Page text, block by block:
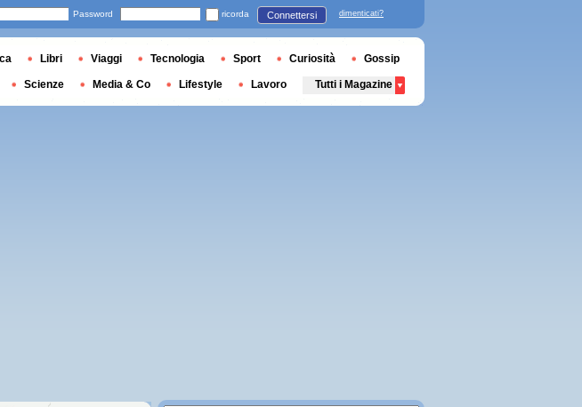
Password ricorda Connettersi dimenticati?
Libri Viaggi Tecnologia Sport Curiosità Gossip
Scienze Media & Co Lifestyle Lavoro Tutti i Magazine